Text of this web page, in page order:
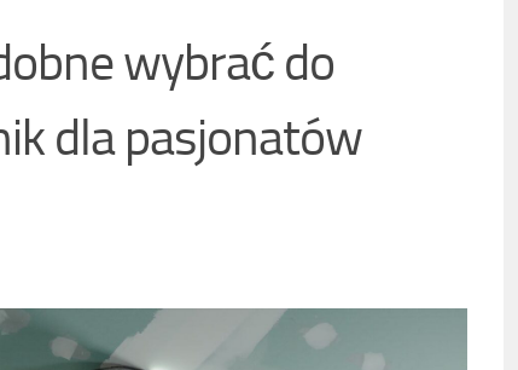
wybrać do
dla pasjonatów